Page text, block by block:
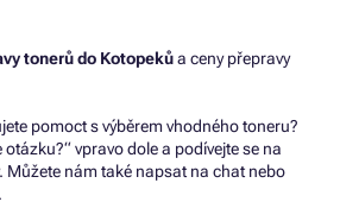
tonerů do Kotopekůa ceny přepravy
pomoct s výběrem vhodného toneru?
vpravo dole a podívejte se na
Můžete nám také napsat na chat nebo
.